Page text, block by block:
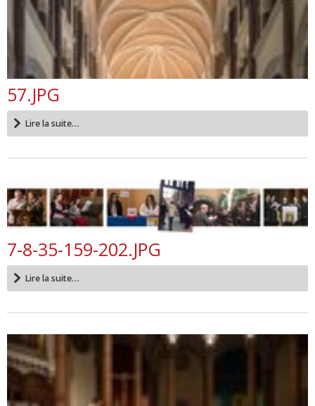
57.JPG
Lire la suite…
7-8-35-159-202.JPG
Lire la suite…